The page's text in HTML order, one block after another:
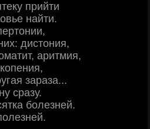
прийти
найти.
дистония,
аритмия,
зараза...
сразу.
болезней.